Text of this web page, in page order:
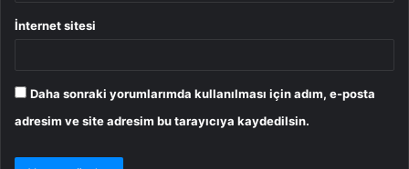
İnternet sitesi
Daha sonraki yorumlarımda kullanılması için adım, e-posta
adresim ve site adresim bu tarayıcıya kaydedilsin.